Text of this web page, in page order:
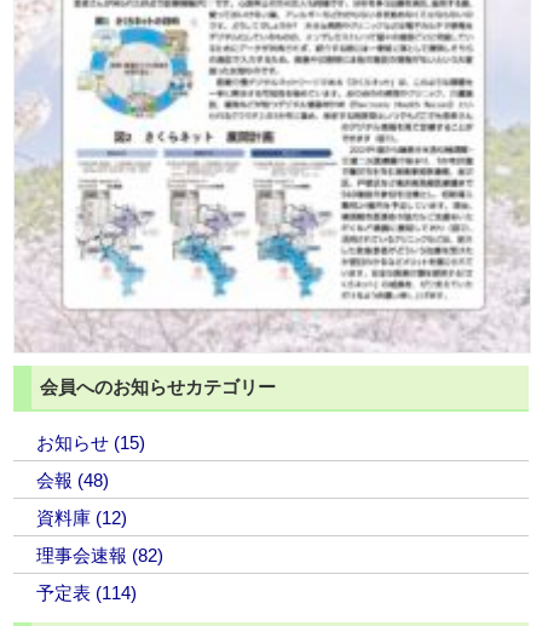
会員へのお知らせカテゴリー
お知らせ (15)
会報 (48)
資料庫 (12)
理事会速報 (82)
予定表 (114)